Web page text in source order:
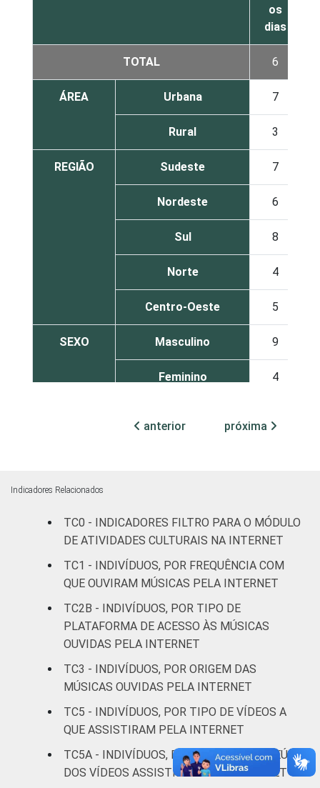
os
dias
TOTAL 6
ÁREA Urbana 7
Rural 3
REGIÃO Sudeste 7
Nordeste 6
Sul 8
Norte 4
Centro-Oeste 5
SEXO Masculino 9
Feminino 4
Amarela 5
Não respondeu 1
GRAU DE
INSTRUÇÃO
Analfabeto/Educação
Infantil
Fundamental
Médio 6
FAIXA
De 10 a 15 anos 5
anterior próxima
Indicadores Relacionados
TC0 - INDICADORES FILTRO PARA O MÓDULO
DE ATIVIDADES CULTURAIS NA INTERNET
TC1 - INDIVÍDUOS, POR FREQUÊNCIA COM
QUE OUVIRAM MÚSICAS PELA INTERNET
TC2B - INDIVÍDUOS, POR TIPO DE
PLATAFORMA DE ACESSO ÀS MÚSICAS
OUVIDAS PELA INTERNET
TC3 - INDIVÍDUOS, POR ORIGEM DAS
MÚSICAS OUVIDAS PELA INTERNET
TC5 - INDIVÍDUOS, POR TIPO DE VÍDEOS A
QUE ASSISTIRAM PELA INTERNET
TC5A - INDIVÍDUOS, POR TIPO DE CONTEÚDO
DOS VÍDEOS ASSISTIDOS PELA INTERNET